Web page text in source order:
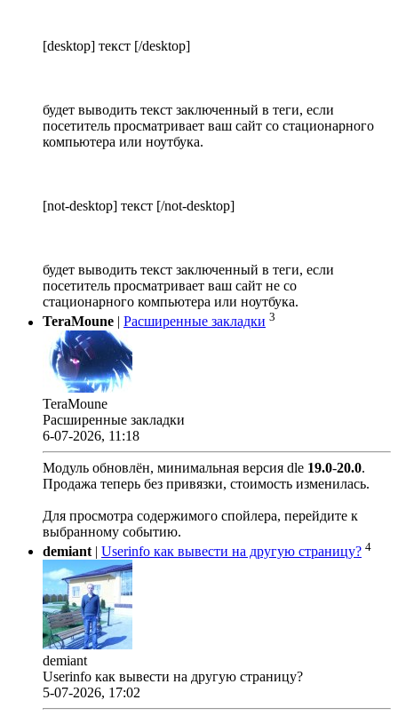
[desktop] текст [/desktop]
будет выводить текст заключенный в теги, если
посетитель просматривает ваш сайт со стационарного
компьютера или ноутбука.
[not-desktop] текст [/not-desktop]
будет выводить текст заключенный в теги, если
посетитель просматривает ваш сайт не со
стационарного компьютера или ноутбука.
TeraMoune
Расширенные закладки 3
TeraMoune
Расширенные закладки
6-07-2026, 11:18
Модуль обновлён, минимальная версия dle 19.0-20.0.
Продажа теперь без привязки, стоимость изменилась.
Для просмотра содержимого спойлера, перейдите к
выбранному событию.
demiant | Userinfo как вывести на другую страницу? 4
demiant
Userinfo как вывести на другую страницу?
5-07-2026, 17:02